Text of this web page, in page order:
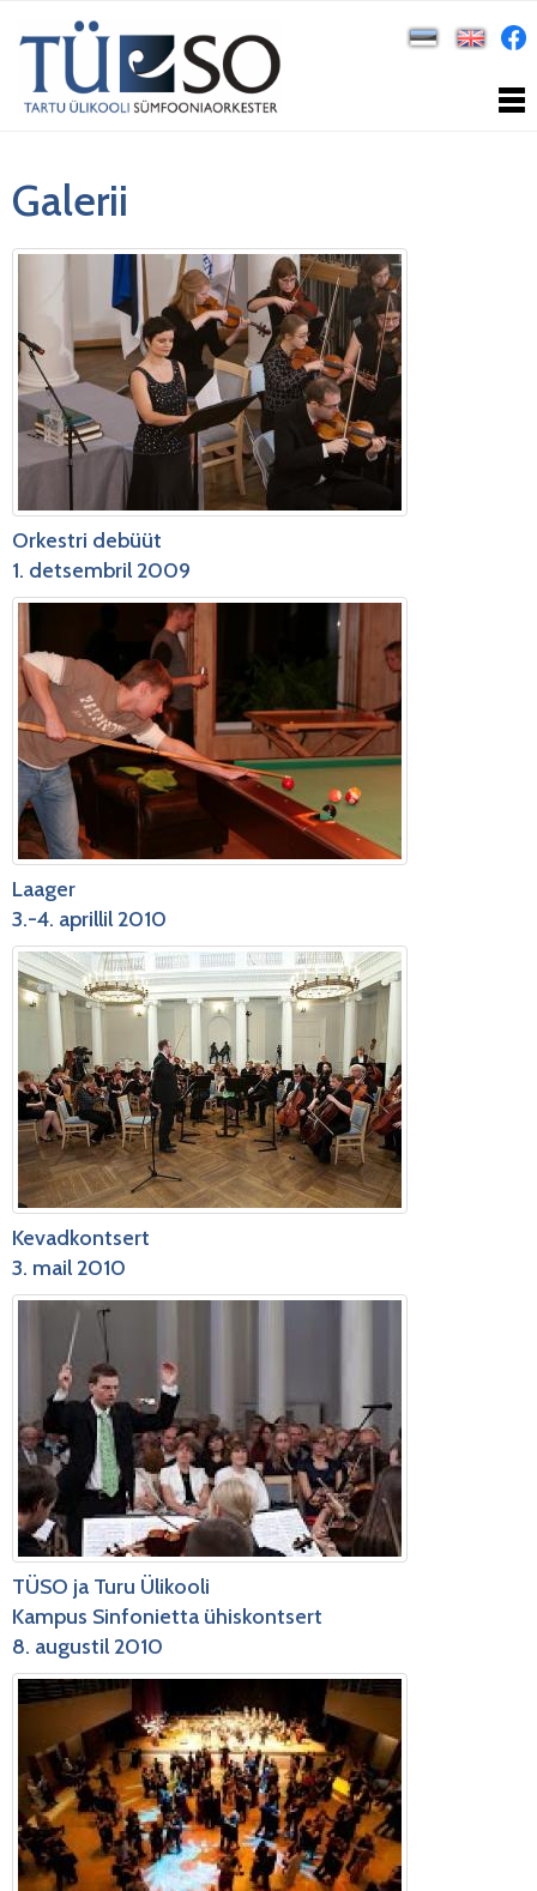
Galerii
Orkestri debüüt
1. detsembril 2009
Laager
3.-4. aprillil 2010
Kevadkontsert
3. mail 2010
TÜSO ja Turu Ülikooli
Kampus Sinfonietta ühiskontsert
8. augustil 2010